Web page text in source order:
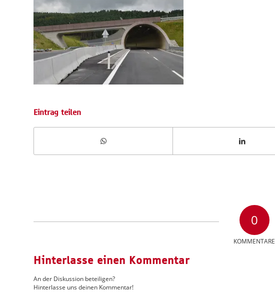
Eintrag teilen
0
KOMMENTARE
Hinterlasse einen Kommentar
An der Diskussion beteiligen?
Hinterlasse uns deinen Kommentar!